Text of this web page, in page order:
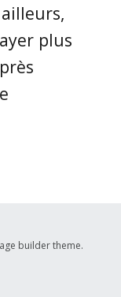
plus
builder theme.